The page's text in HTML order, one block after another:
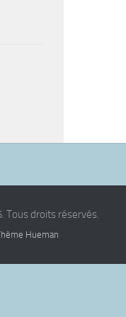
Tous droits réservés.
Hueman